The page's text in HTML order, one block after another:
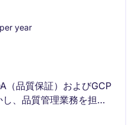
year
（品質保証）およびGCP
、品質管理業務を担当